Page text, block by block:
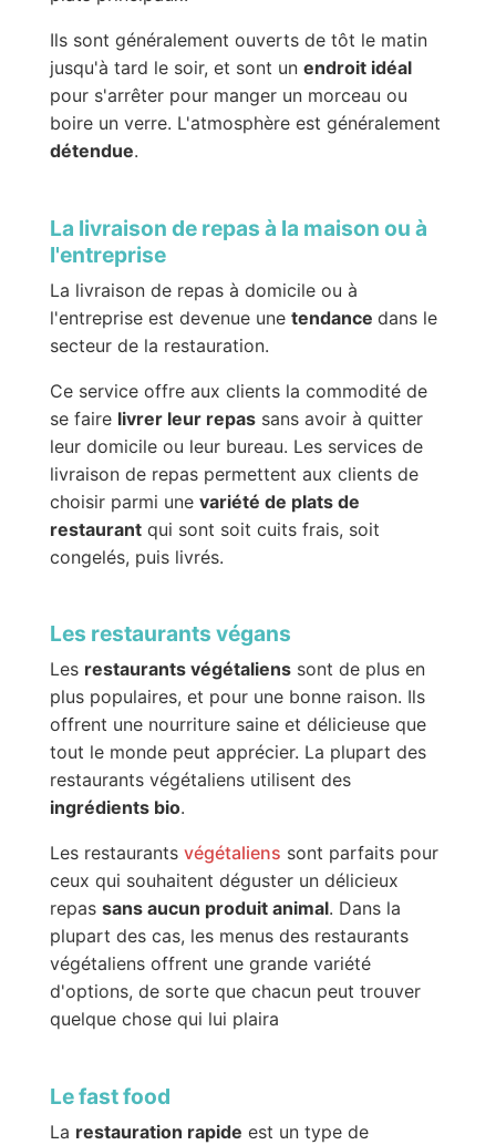
Ils sont généralement ouverts de tôt le matin
jusqu'à tard le soir, et sont un endroit idéal
pour s'arrêter pour manger un morceau ou
boire un verre. L'atmosphère est généralement
détendue.
La livraison de repas à la maison ou à
l'entreprise
La livraison de repas à domicile ou à
l'entreprise est devenue une tendance dans le
secteur de la restauration.
Ce service offre aux clients la commodité de
se faire livrer leur repassans avoir à quitter
leur domicile ou leur bureau. Les services de
livraison de repas permettent aux clients de
choisir parmi une variété de plats de
restaurantqui sont soit cuits frais, soit
congelés, puis livrés.
Les restaurants végans
Les restaurants végétalienssont de plus en
plus populaires, et pour une bonne raison. Ils
offrent une nourriture saine et délicieuse que
tout le monde peut apprécier. La plupart des
restaurants végétaliens utilisent des
ingrédients bio.
Les restaurants végétaliens sont parfaits pour
ceux qui souhaitent déguster un délicieux
repas sans aucun produit animal. Dans la
plupart des cas, les menus des restaurants
végétaliens offrent une grande variété
d'options, de sorte que chacun peut trouver
quelque chose qui lui plaira
Le fast food
La restauration rapide est un type de